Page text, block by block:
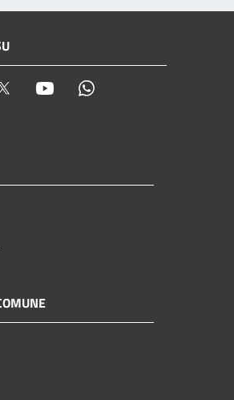
Twitter Youtube